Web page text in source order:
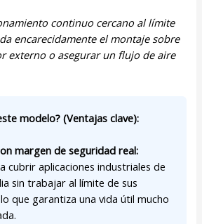
continuo cercano al límite
encarecidamente el montaje sobre
externo o asegurar un flujo de aire
modelo? (Ventajas clave):
margen de seguridad real:
cubrir aplicaciones industriales de
sin trabajar al límite de sus
que garantiza una vida útil mucho